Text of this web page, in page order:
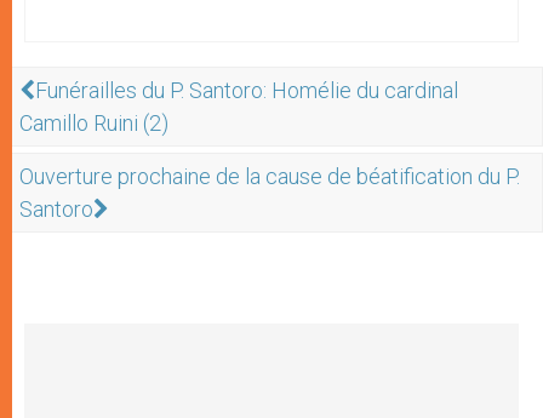
Funérailles du P. Santoro: Homélie du cardinal
Camillo Ruini (2)
Ouverture prochaine de la cause de béatification du P.
Santoro